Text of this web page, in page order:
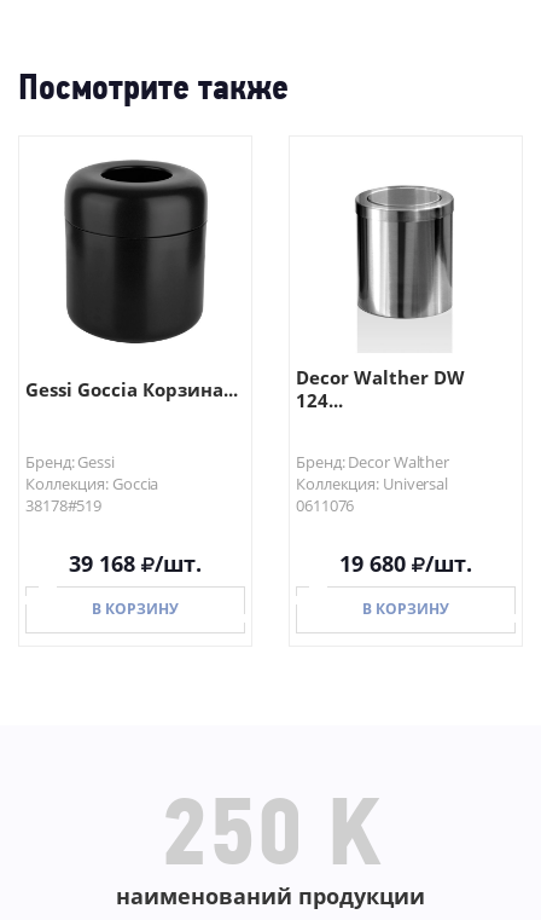
Посмотрите также
Gessi Goccia Корзина...
Бренд: Gessi
Коллекция: Goccia
38178#519
39 168 /шт.
В КОРЗИНУ
Decor Walther DW
124...
Бренд: Decor Walther
Коллекция: Universal
0611076
19 680 /шт.
В КОРЗИНУ
250 K
наименований продукции